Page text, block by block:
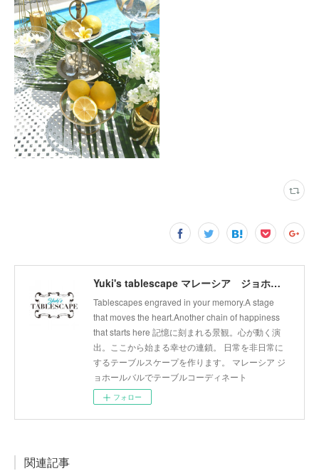
Yuki's tablescape マレーシア ジョホールバル テーブルコーディネート テーブルから幸せの連鎖広げます。
Tablescapes engraved in your memory.A stage
that moves the heart.Another chain of happiness
that starts here 記憶に刻まれる景観。心が動く演
出。ここから始まる幸せの連鎖。 日常を非日常に
するテーブルスケープを作ります。 マレーシア ジ
ョホールバルでテーブルコーディネート
フォロー
関連記事